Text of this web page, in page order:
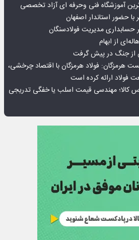
آموزشگاه فنی وحرفه ای آزاد تخصصی
حضور استاندار اصفهان
حسابداری مدیریت فولادسنگان
از ابهام
از جنگ در پیش گرفت
هرمزگان: فولاد هرمزگان با اقتصاد چرخشی،
فولاد ارائه کرده است
جنجالی ۱۶۳۰۰ بورس کالا؛ مهندسی قیمت اسلب یا خفگی تدریجی